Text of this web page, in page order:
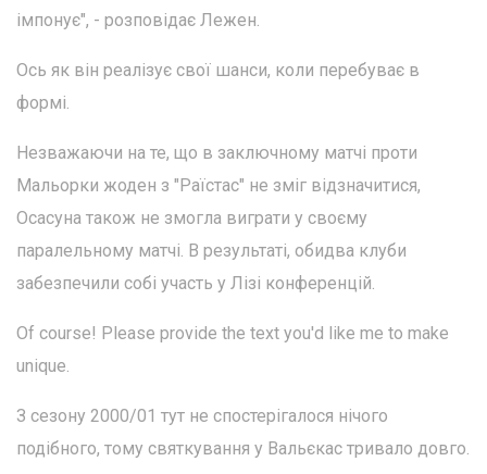
імпонує", - розповідає Лежен.
Ось як він реалізує свої шанси, коли перебуває в
формі.
Незважаючи на те, що в заключному матчі проти
Мальорки жоден з "Раїстас" не зміг відзначитися,
Осасуна також не змогла виграти у своєму
паралельному матчі. В результаті, обидва клуби
забезпечили собі участь у Лізі конференцій.
Of course! Please provide the text you'd like me to make
unique.
З сезону 2000/01 тут не спостерігалося нічого
подібного, тому святкування у Вальєкас тривало довго.